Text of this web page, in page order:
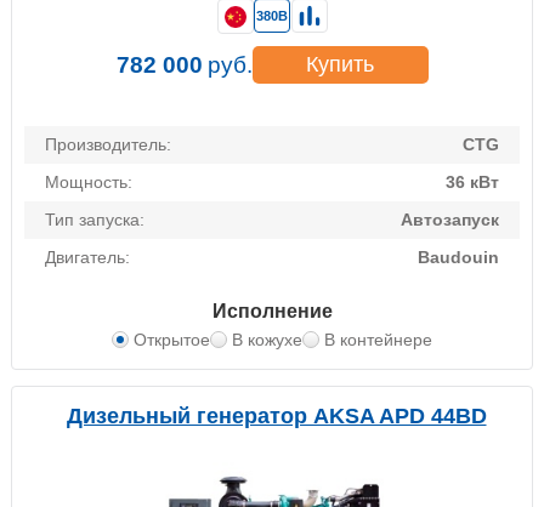
Производитель:
CTG
Мощность:
36 кВт
Тип запуска:
Автозапуск
Двигатель:
Baudouin
Исполнение
Открытое В кожухе В контейнере
380В
782 000 руб. Купить
Дизельный генератор AKSA APD 44BD